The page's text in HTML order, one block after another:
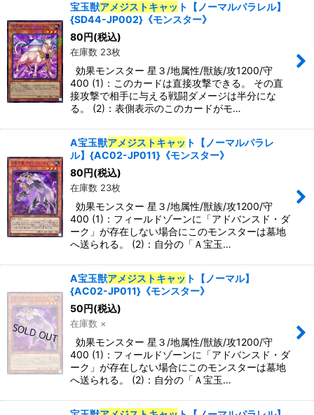
表示数:
並び順:
カテゴリ:
宝玉獣アメジストキャッ ト【ノーマルパラレル】
{SD44-JP002}《モンスター》
80円(税込)
在庫数 23枚
効果モンスター 星３/地属性/獣族/攻1200/守
400 (1)：このカードは直接攻撃できる。 その直
接攻撃で相手に与える戦闘ダメージは半分にな
る。 (2)：表側表示のこのカードがモ…
A宝玉獣アメジストキャッ ト【ノーマルパラレ
ル】{AC02-JP011}《モンスター》
80円(税込)
在庫数 23枚
効果モンスター 星３/地属性/獣族/攻1200/守
400 (1)：フィールドゾーンに「アドバンスド・ダ
ーク」が存在しない場合にこのモンスターは墓地
へ送られる。 (2)：自分の「Ａ宝玉…
A宝玉獣アメジストキャッ ト【ノーマル】
{AC02-JP011}《モンスター》
50円(税込)
在庫数 ×
効果モンスター 星３/地属性/獣族/攻1200/守
400 (1)：フィールドゾーンに「アドバンスド・ダ
ーク」が存在しない場合にこのモンスターは墓地
へ送られる。 (2)：自分の「Ａ宝玉…